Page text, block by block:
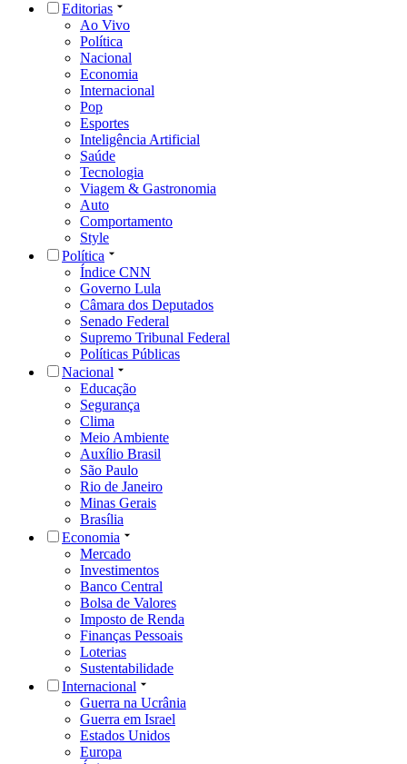
Editorias
Ao Vivo
Política
Nacional
Economia
Internacional
Pop
Esportes
Inteligência Artificial
Saúde
Tecnologia
Viagem & Gastronomia
Auto
Comportamento
Style
Política
Índice CNN
Governo Lula
Câmara dos Deputados
Senado Federal
Supremo Tribunal Federal
Políticas Públicas
Nacional
Educação
Segurança
Clima
Meio Ambiente
Auxílio Brasil
São Paulo
Rio de Janeiro
Minas Gerais
Brasília
Economia
Mercado
Investimentos
Banco Central
Bolsa de Valores
Imposto de Renda
Finanças Pessoais
Loterias
Sustentabilidade
Internacional
Guerra na Ucrânia
Guerra em Israel
Estados Unidos
Europa